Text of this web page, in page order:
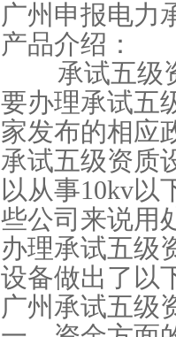
广州申报电力
产品介绍：
承试五级资
要办理承试五
家发布的相应
承试五级资质
以从事10kv以
些公司来说用
办理承试五级
设备做出了以
广州承试五级